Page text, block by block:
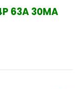
63A 30MA